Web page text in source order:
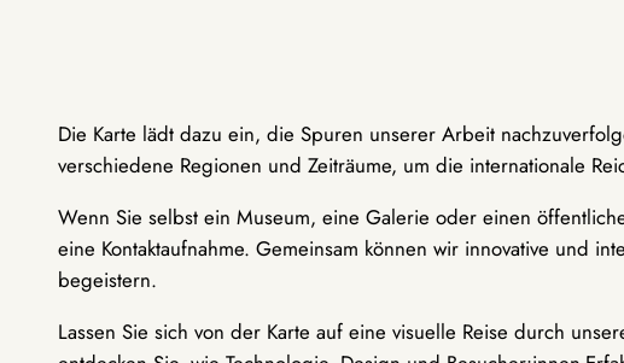
Die Karte lädt dazu ein, die Spuren unserer Arbeit
verschiedene Regionen und Zeiträume, um die internationale
Wenn Sie selbst ein Museum, eine Galerie oder einen
eine Kontaktaufnahme. Gemeinsam können wir innovative und
begeistern.
Lassen Sie sich von der Karte auf eine visuelle Reise durch